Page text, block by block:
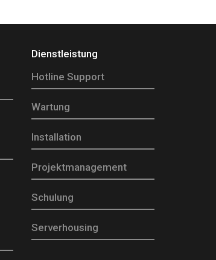
Dienstleistung
Hotline Support
Wartung
Installation
Projektmanagement
Schulung
Serverhousing